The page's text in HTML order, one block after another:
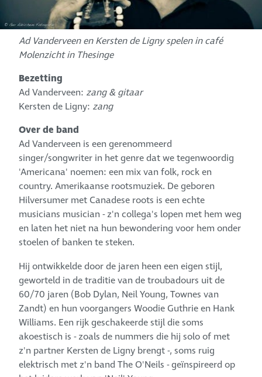
Ad Vanderveen en Kersten de Ligny spelen in café
Molenzicht in Thesinge
Bezetting
Ad Vanderveen: zang & gitaar
Kersten de Ligny: zang
Over de band
Ad Vanderveen is een gerenommeerd
singer/songwriter in het genre dat we tegenwoordig
'Americana' noemen: een mix van folk, rock en
country. Amerikaanse rootsmuziek. De geboren
Hilversumer met Canadese roots is een echte
musicians musician - z'n collega's lopen met hem weg
en laten het niet na hun bewondering voor hem onder
stoelen of banken te steken.
Hij ontwikkelde door de jaren heen een eigen stijl,
geworteld in de traditie van de troubadours uit de
60/70 jaren (Bob Dylan, Neil Young, Townes van
Zandt) en hun voorgangers Woodie Guthrie en Hank
Williams. Een rijk geschakeerde stijl die soms
akoestisch is - zoals de nummers die hij solo of met
z'n partner Kersten de Ligny brengt -, soms ruig
elektrisch met z'n band The O'Neils - geïnspireerd op